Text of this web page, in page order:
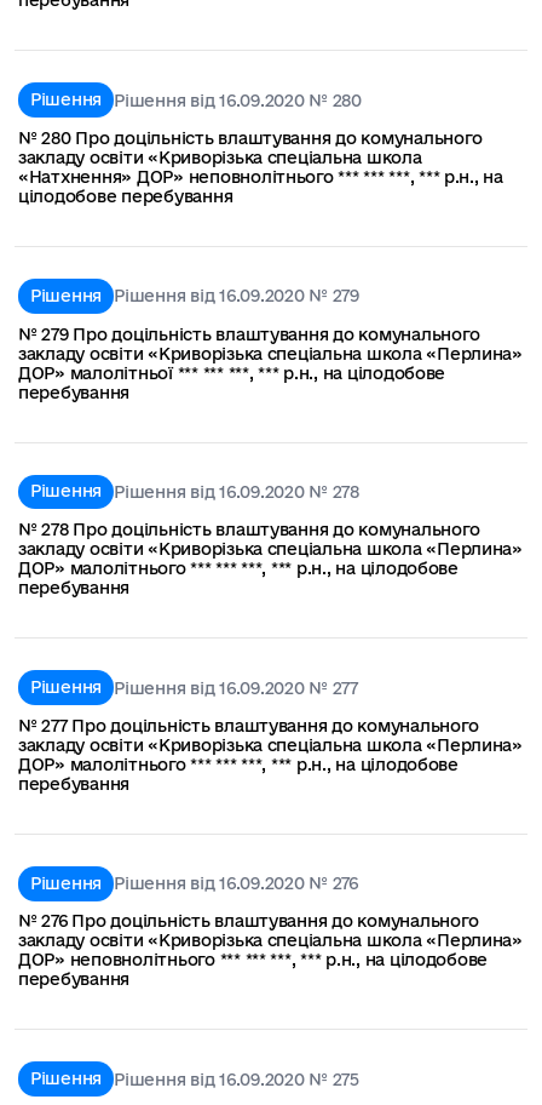
Рішення
Рішення від 16.09.2020 № 280
№ 280 Про доцільність влаштування до комунального
закладу освіти «Криворізька спеціальна школа
«Натхнення» ДОР» неповнолітнього *** *** ***, *** р.н., на
цілодобове перебування
Рішення
Рішення від 16.09.2020 № 279
№ 279 Про доцільність влаштування до комунального
закладу освіти «Криворізька спеціальна школа «Перлина»
ДОР» малолітньої *** *** ***, *** р.н., на цілодобове
перебування
Рішення
Рішення від 16.09.2020 № 278
№ 278 Про доцільність влаштування до комунального
закладу освіти «Криворізька спеціальна школа «Перлина»
ДОР» малолітнього *** *** ***, *** р.н., на цілодобове
перебування
Рішення
Рішення від 16.09.2020 № 277
№ 277 Про доцільність влаштування до комунального
закладу освіти «Криворізька спеціальна школа «Перлина»
ДОР» малолітнього *** *** ***, *** р.н., на цілодобове
перебування
Рішення
Рішення від 16.09.2020 № 276
№ 276 Про доцільність влаштування до комунального
закладу освіти «Криворізька спеціальна школа «Перлина»
ДОР» неповнолітнього *** *** ***, *** р.н., на цілодобове
перебування
Рішення
Рішення від 16.09.2020 № 275